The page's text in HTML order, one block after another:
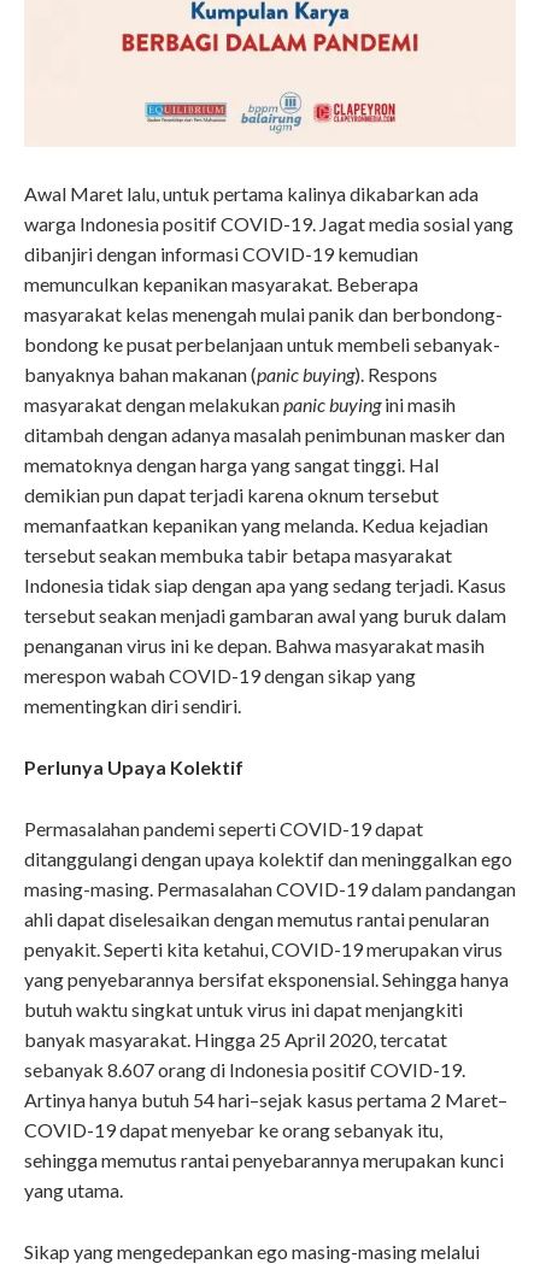
Awal Maret lalu, untuk pertama kalinya dikabarkan ada
warga Indonesia positif COVID-19. Jagat media sosial yang
dibanjiri dengan informasi COVID-19 kemudian
memunculkan kepanikan masyarakat. Beberapa
masyarakat kelas menengah mulai panik dan berbondong-
bondong ke pusat perbelanjaan untuk membeli sebanyak-
banyaknya bahan makanan (panic buying). Respons
masyarakat dengan melakukanpanic buyingini masih
ditambah dengan adanya masalah penimbunan masker dan
mematoknya dengan harga yang sangat tinggi. Hal
demikian pun dapat terjadi karena oknum tersebut
memanfaatkan kepanikan yang melanda. Kedua kejadian
tersebut seakan membuka tabir betapa masyarakat
Indonesia tidak siap dengan apa yang sedang terjadi. Kasus
tersebut seakan menjadi gambaran awal yang buruk dalam
penanganan virus ini ke depan. Bahwa masyarakat masih
merespon wabah COVID-19 dengan sikap yang
mementingkan diri sendiri.
Perlunya Upaya Kolektif
Permasalahan pandemi seperti COVID-19 dapat
ditanggulangi dengan upaya kolektif dan meninggalkan ego
masing-masing. Permasalahan COVID-19 dalam pandangan
ahli dapat diselesaikan dengan memutus rantai penularan
penyakit . Seperti kita ketahui, COVID-19 merupakan virus
yang penyebarannya bersifat eksponensial . Sehingga hanya
butuh waktu singkat untuk virus ini dapat menjangkiti
banyak masyarakat. Hingga 25 April 2020, tercatat
sebanyak 8.607 orang di Indonesia positif COVID-19.
Artinya hanya butuh 54 hari–sejak kasus pertama 2 Maret–
COVID-19 dapat menyebar ke orang sebanyak itu,
sehingga memutus rantai penyebarannya merupakan kunci
yang utama.
Sikap yang mengedepankan ego masing-masing melalui